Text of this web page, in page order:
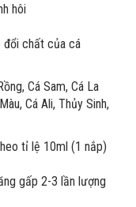
hôi
đổi chất của cá
Cá Sam, Cá La
Cá Ali, Thủy Sinh,
tỉ lệ 10ml (1 nắp)
gấp 2-3 lần lượng